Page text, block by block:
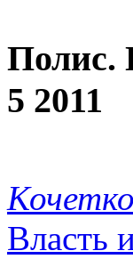
Полис.
5 2011
Власть